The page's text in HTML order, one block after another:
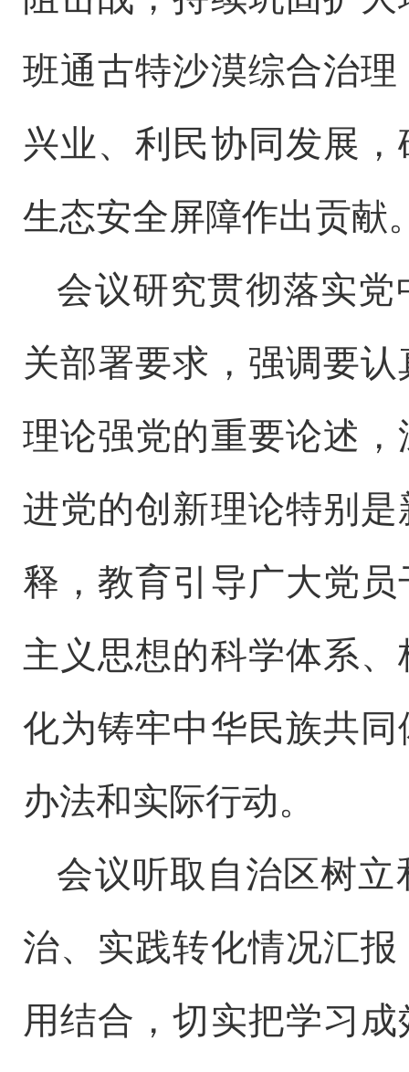
班通古特沙漠综合治
兴业、利民协同发展
生态安全屏障作出贡献
会议研究贯彻落实
关部署要求，强调要
理论强党的重要论述
进党的创新理论特别
释，教育引导广大党
主义思想的科学体系
化为铸牢中华民族共
办法和实际行动。
会议听取自治区树
治、实践转化情况汇
用结合，切实把学习